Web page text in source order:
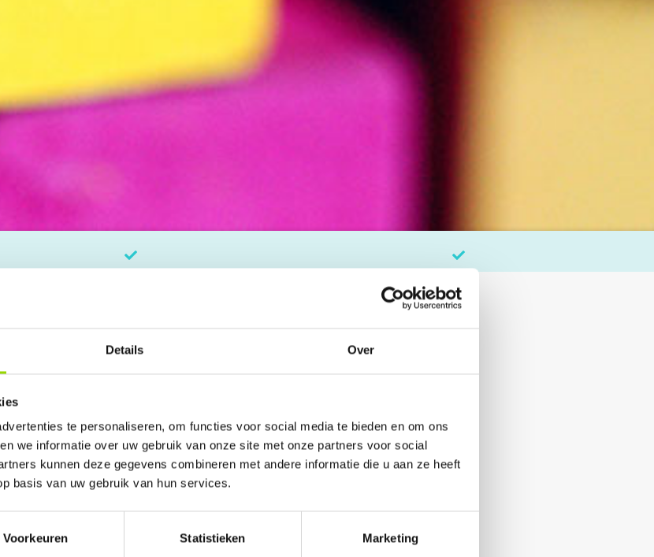
Details Over
te personaliseren, om functies voor social media te bieden en om ons
we informatie over uw gebruik van onze site met onze partners voor social
kunnen deze gegevens combineren met andere informatie die u aan ze heeft
basis van uw gebruik van hun services.
Voorkeuren Statistieken Marketing
Register